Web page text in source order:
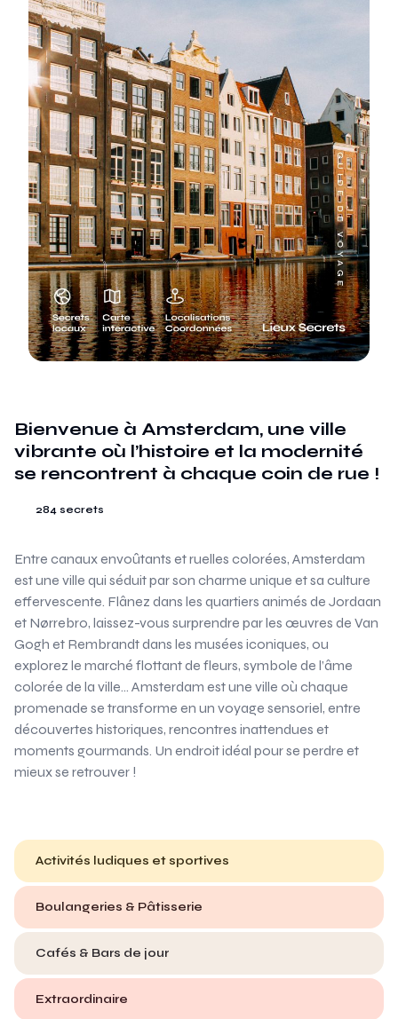
Bienvenue à Amsterdam, une ville
vibrante où l’histoire et la modernité
se rencontrent à chaque coin de rue !
284 secrets
Entre canaux envoûtants et ruelles colorées, Amsterdam
est une ville qui séduit par son charme unique et sa culture
effervescente. Flânez dans les quartiers animés de Jordaan
et Nørrebro, laissez-vous surprendre par les œuvres de Van
Gogh et Rembrandt dans les musées iconiques, ou
explorez le marché flottant de fleurs, symbole de l’âme
colorée de la ville… Amsterdam est une ville où chaque
promenade se transforme en un voyage sensoriel, entre
découvertes historiques, rencontres inattendues et
moments gourmands. Un endroit idéal pour se perdre et
mieux se retrouver !
Activités ludiques et sportives
Boulangeries & Pâtisserie
Cafés & Bars de jour
Extraordinaire